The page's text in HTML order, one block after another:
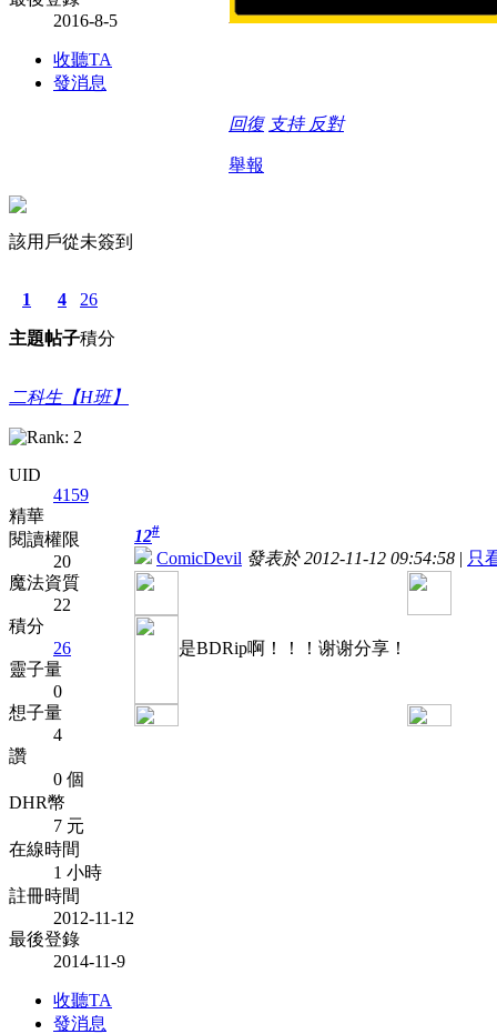
2016-8-5
收聽TA
發消息
回復 支持 反對
舉報
該用戶從未簽到
1
主題
4
帖子
26
積分
二科生【H班】
UID
4159
精華
閱讀權限
20
魔法資質
22
積分
26
靈子量
0
想子量
4
讚
0 個
DHR幣
7 元
在線時間
1 小時
註冊時間
2012-11-12
最後登錄
2014-11-9
收聽TA
發消息
12#
ComicDevil 發表於 2012-11-12 09:54:58 | 只
是BDRip啊！！！谢谢分享！